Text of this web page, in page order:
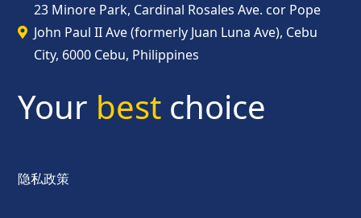
23 Minore Park, Cardinal Rosales Ave. cor Pope
John Paul II Ave (formerly Juan Luna Ave), Cebu
City, 6000 Cebu, Philippines
Your best choice
隐私政策